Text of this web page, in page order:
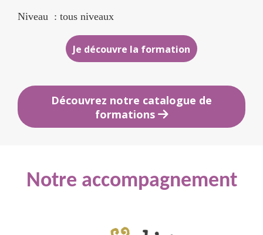
Niveau : tous niveaux
Je découvre la formation
Découvrez notre catalogue de
formations
Notre accompagnement